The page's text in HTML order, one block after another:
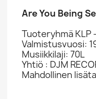
Are You Being
Tuoteryhmä KLP
Valmistusvuosi:
Musiikkilaji: 70L
Yhtiö : DJM
Mahdollinen